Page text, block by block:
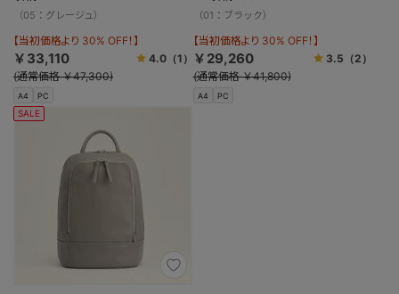
A4 PC
（05：グレージュ）
【当初価格より 30% OFF！】
￥33,110 4.0（1）
(通常価格 ￥47,300)
A4 PC
（01：ブラック）
【当初価格より 30% OFF！】
￥29,260 3.5 （2）
(通常価格 ￥41,800)
SALE